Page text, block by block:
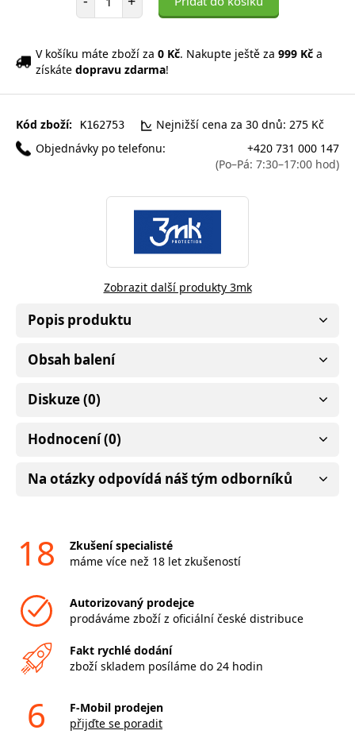
V košíku máte zboží za 0 Kč. Nakupte ještě za 999 Kč a
získáte dopravu zdarma!
Kód zboží: K162753
Nejnižší cena za 30 dnů: 275 Kč
Objednávky po telefonu:
+420 731 000 147
(Po–Pá: 7:30–17:00 hod)
Zobrazit další produkty 3mk
Popis produktu
Obsah balení
Diskuze (0)
Hodnocení (0)
Na otázky odpovídá náš tým odborníků
18
Zkušení specialisté
máme více než 18 let zkušeností
Autorizovaný prodejce
prodáváme zboží z oficiální české distribuce
Fakt rychlé dodání
zboží skladem posíláme do 24 hodin
6
F-Mobil prodejen
přijďte se poradit